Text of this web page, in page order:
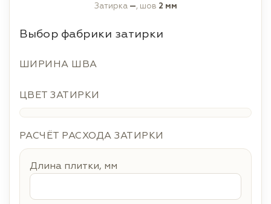
Затирка —, шов 2 мм
Выбор фабрики затирки
ШИРИНА ШВА
ЦВЕТ ЗАТИРКИ
РАСЧЁТ РАСХОДА ЗАТИРКИ
Длина плитки, мм